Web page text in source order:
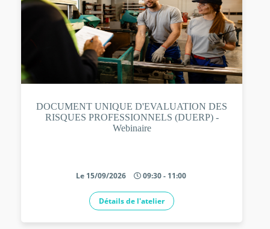
DOCUMENT UNIQUE D'EVALUATION DES
RISQUES PROFESSIONNELS (DUERP) -
Webinaire
Le 15/09/2026 09:30 - 11:00
Détails de l'atelier